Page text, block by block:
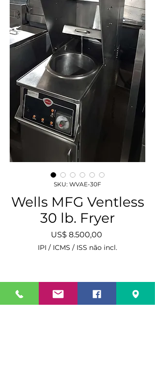
SKU: WVAE-30F
Wells MFG Ventless
30 lb. Fryer
US$ 8.500,00Preço
IPI / ICMS / ISS não incl.